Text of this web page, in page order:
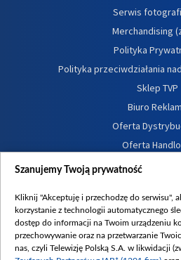
Serwis
Merchandising
Polityka
Polityka przeciwdziałania
Sklep TVP
Biuro
Oferta
Oferta
Dostępność
Procedura zgłoszeń
Szanujemy Twoją prywatność
Kliknij "Akceptuję i przechodzę do serwisu",
korzystanie z technologii automatycznego
dostęp do informacji na Twoim urządzeniu
przechowywanie oraz na przetwarzanie
nas, czyli Telewizję Polską S.A. w likwidacji